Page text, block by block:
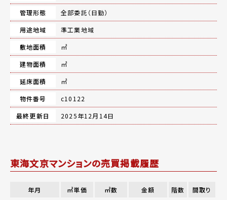
管理形態
全部委託（日勤）
用途地域
準工業地域
敷地面積
㎡
建物面積
㎡
延床面積
㎡
物件番号
c10122
最終更新日
2025年12月14日
東海文京マンションの売買掲載履歴
年月 ㎡単価 ㎡数 金額 階数
間取り